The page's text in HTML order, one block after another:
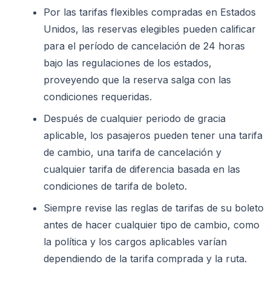
Por las tarifas flexibles compradas en Estados
Unidos, las reservas elegibles pueden calificar
para el período de cancelación de 24 horas
bajo las regulaciones de los estados,
proveyendo que la reserva salga con las
condiciones requeridas.
Después de cualquier periodo de gracia
aplicable, los pasajeros pueden tener una tarifa
de cambio, una tarifa de cancelación y
cualquier tarifa de diferencia basada en las
condiciones de tarifa de boleto.
Siempre revise las reglas de tarifas de su boleto
antes de hacer cualquier tipo de cambio, como
la política y los cargos aplicables varían
dependiendo de la tarifa comprada y la ruta.